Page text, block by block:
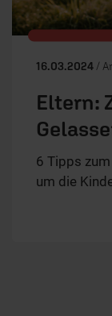
16.03.2024 /
Eltern:
6 Tipps
um die